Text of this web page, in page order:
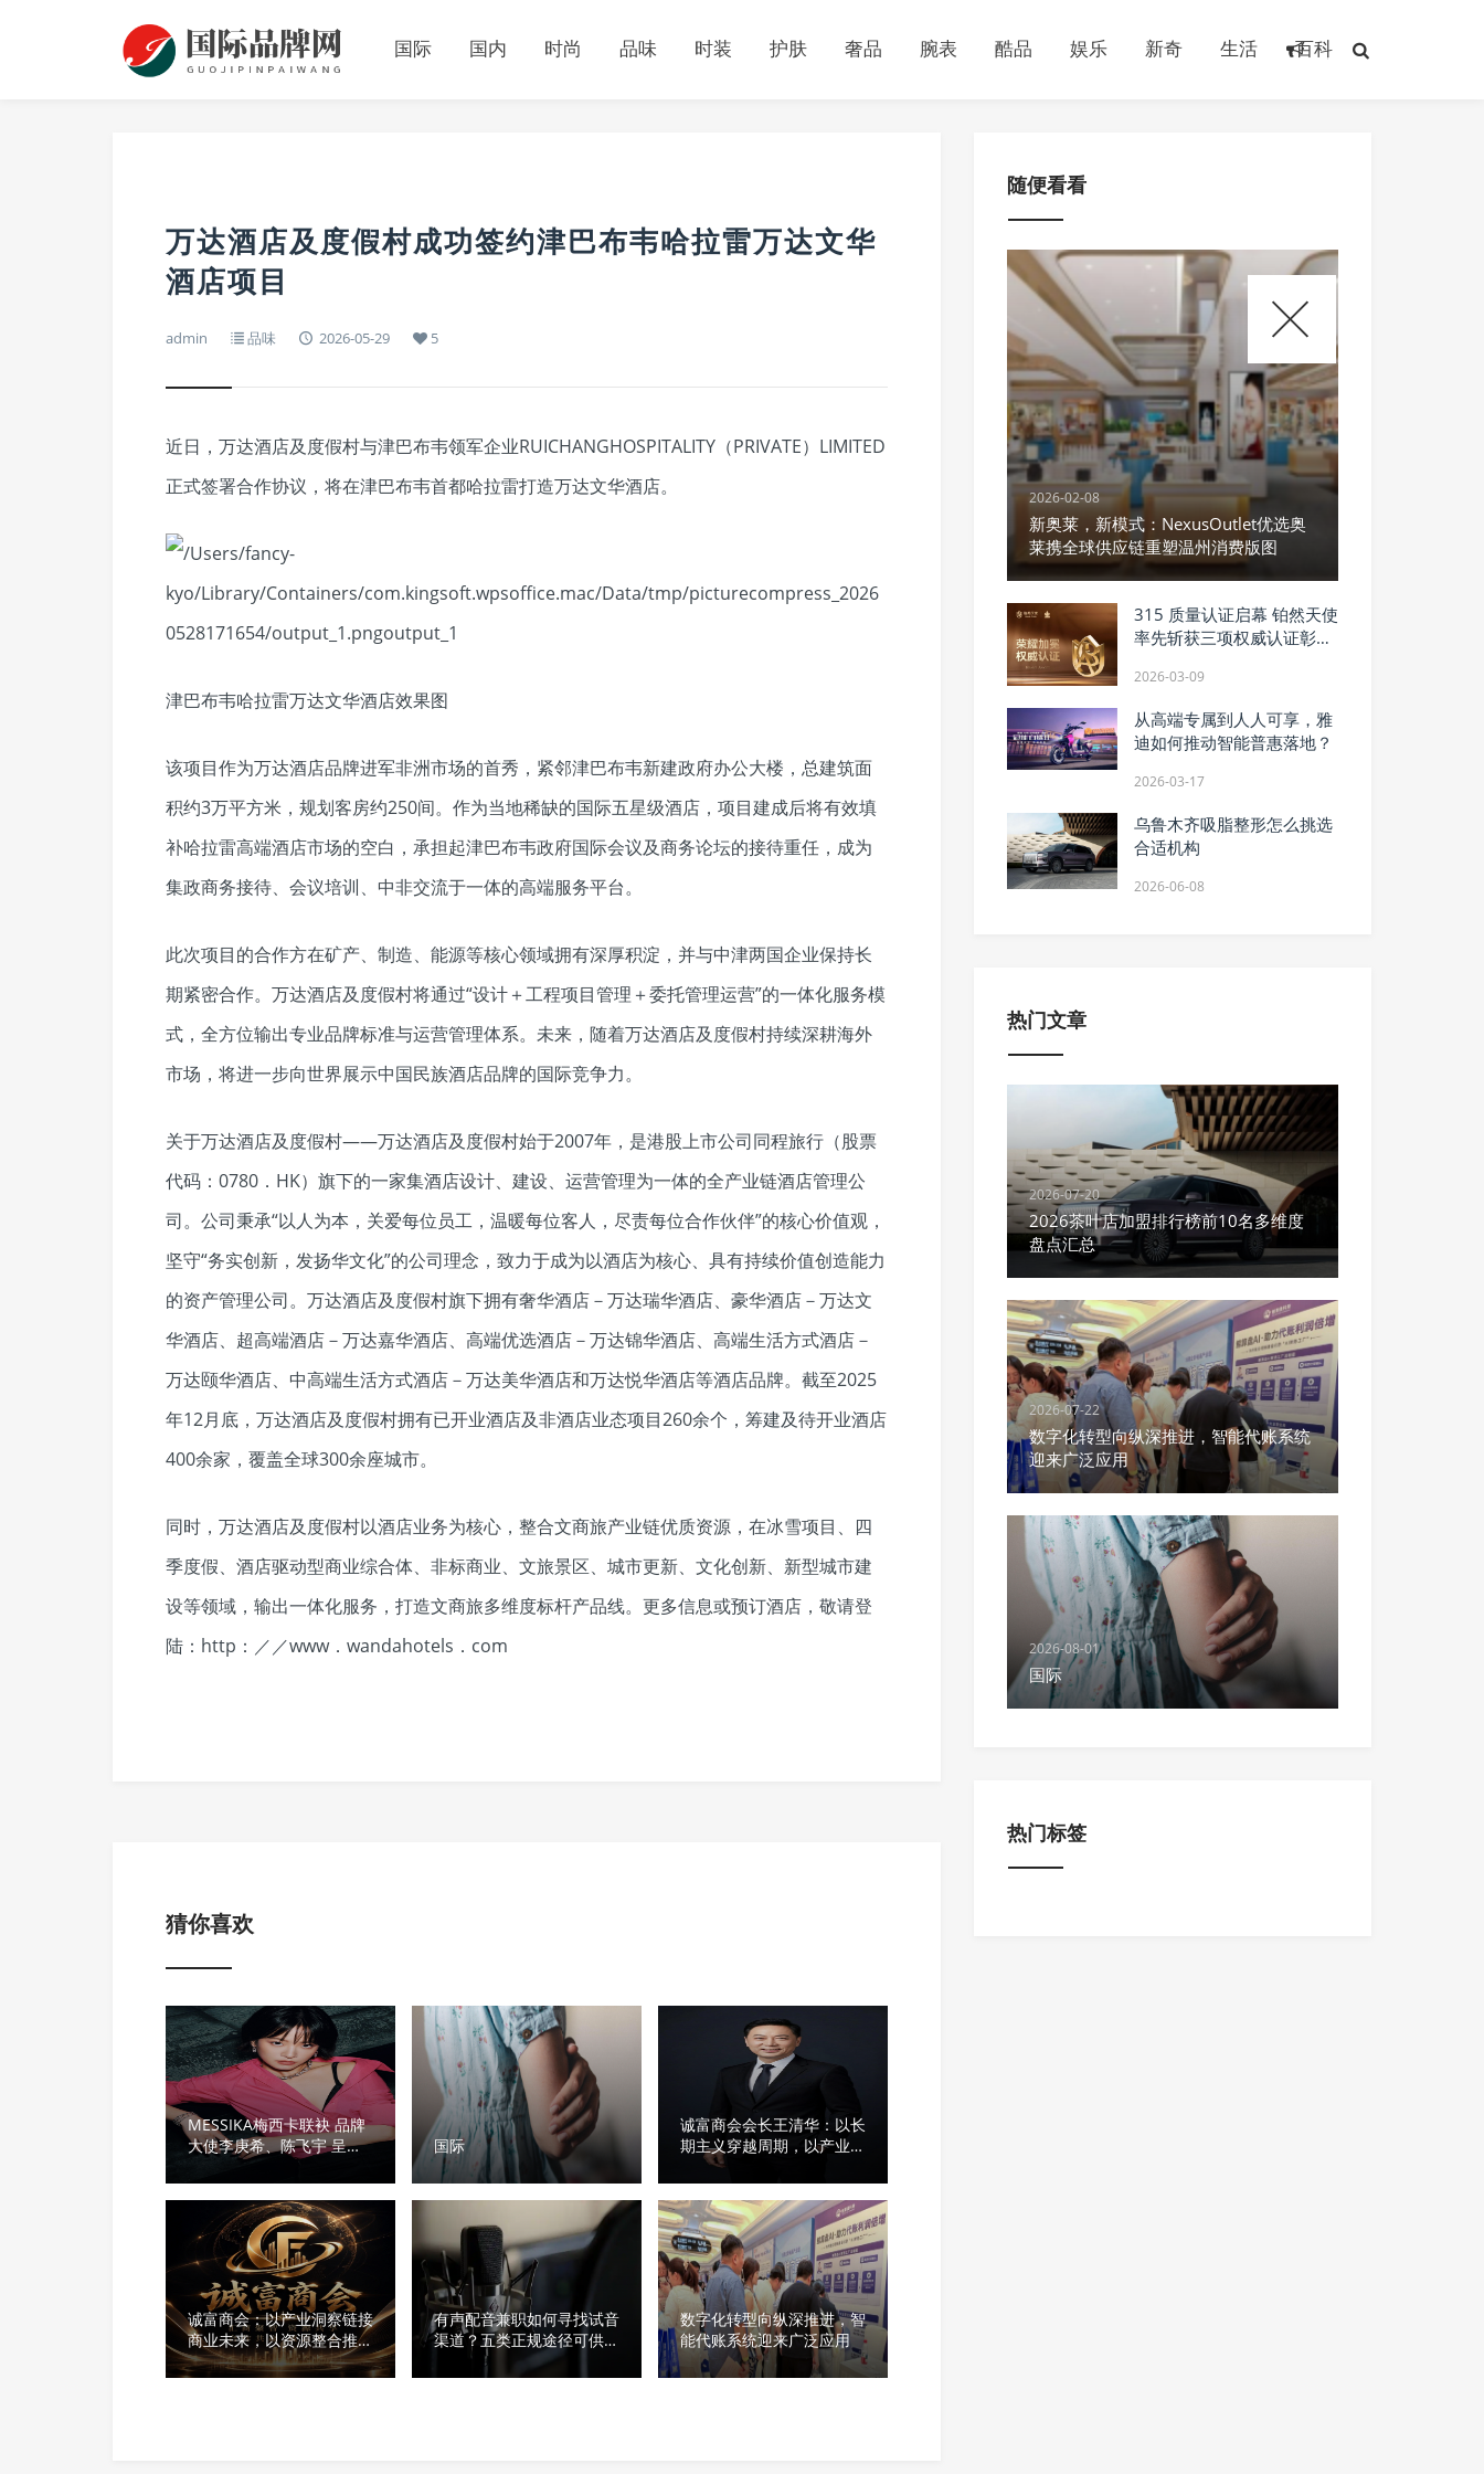
国际 国内 时尚 品味 时装 护肤 奢品 腕表 酷品 娱乐 新奇 生活 百科
万达酒店及度假村成功签约津巴布韦哈拉雷万达文华
酒店项目
admin 品味 2026-05-29 5
近日，万达酒店及度假村与津巴布韦领军企业RUICHANGHOSPITALITY（PRIVATE）LIMITED
正式签署合作协议，将在津巴布韦首都哈拉雷打造万达文华酒店。
津巴布韦哈拉雷万达文华酒店效果图
该项目作为万达酒店品牌进军非洲市场的首秀，紧邻津巴布韦新建政府办公大楼，总建筑面
积约3万平方米，规划客房约250间。作为当地稀缺的国际五星级酒店，项目建成后将有效填
补哈拉雷高端酒店市场的空白，承担起津巴布韦政府国际会议及商务论坛的接待重任，成为
集政商务接待、会议培训、中非交流于一体的高端服务平台。
此次项目的合作方在矿产、制造、能源等核心领域拥有深厚积淀，并与中津两国企业保持长
期紧密合作。万达酒店及度假村将通过“设计＋工程项目管理＋委托管理运营”的一体化服务模
式，全方位输出专业品牌标准与运营管理体系。未来，随着万达酒店及度假村持续深耕海外
市场，将进一步向世界展示中国民族酒店品牌的国际竞争力。
关于万达酒店及度假村——万达酒店及度假村始于2007年，是港股上市公司同程旅行（股票
代码：0780．HK）旗下的一家集酒店设计、建设、运营管理为一体的全产业链酒店管理公
司。公司秉承“以人为本，关爱每位员工，温暖每位客人，尽责每位合作伙伴”的核心价值观，
坚守“务实创新，发扬华文化”的公司理念，致力于成为以酒店为核心、具有持续价值创造能力
的资产管理公司。万达酒店及度假村旗下拥有奢华酒店－万达瑞华酒店、豪华酒店－万达文
华酒店、超高端酒店－万达嘉华酒店、高端优选酒店－万达锦华酒店、高端生活方式酒店－
万达颐华酒店、中高端生活方式酒店－万达美华酒店和万达悦华酒店等酒店品牌。截至2025
年12月底，万达酒店及度假村拥有已开业酒店及非酒店业态项目260余个，筹建及待开业酒店
400余家，覆盖全球300余座城市。
同时，万达酒店及度假村以酒店业务为核心，整合文商旅产业链优质资源，在冰雪项目、四
季度假、酒店驱动型商业综合体、非标商业、文旅景区、城市更新、文化创新、新型城市建
设等领域，输出一体化服务，打造文商旅多维度标杆产品线。更多信息或预订酒店，敬请登
陆：http：／／www．wandahotels．com
猜你喜欢
MESSIKA梅西卡联袂 品牌
大使李庚希、陈飞宇 呈献
2026七夕节日大片
国际
诚富商会会长王清华：以长
期主义穿越周期，以产业智
慧创造未来
诚富商会：以产业洞察链接
商业未来，以资源整合推动
企业家生态发展
有声配音兼职如何寻找试音
渠道？五类正规途径可供爱
好者参考
数字化转型向纵深推进，智
能代账系统迎来广泛应用
随便看看
2026-02-08
新奥莱，新模式：NexusOutlet优选奥
莱携全球供应链重塑温州消费版图
315 质量认证启幕 铂然天使
率先斩获三项权威认证彰显
2026-03-09
从高端专属到人人可享，雅
迪如何推动智能普惠落地？
2026-03-17
乌鲁木齐吸脂整形怎么挑选
合适机构
2026-06-08
热门文章
2026-07-20
2026茶叶店加盟排行榜前10名多维度
盘点汇总
2026-07-22
数字化转型向纵深推进，智能代账系统
迎来广泛应用
2026-08-01
国际
热门标签